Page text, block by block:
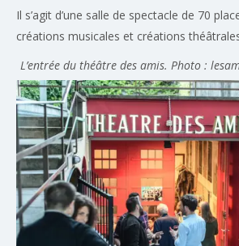
Il s’agit d’une salle de spectacle de 70
créations musicales et créations
L’entrée du théâtre des amis. Photo :